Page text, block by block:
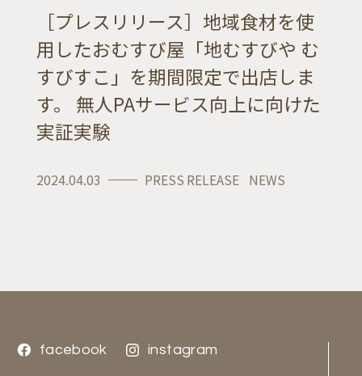
［プレスリリース］地域食材を使
用したおむすび屋「地むすびや む
すびすこ」を期間限定で出店しま
す。 無人PAサービス向上に向けた
実証実験
2024.04.03 PRESS RELEASE NEWS
facebook facebook
instagram